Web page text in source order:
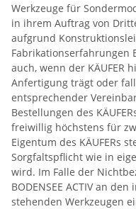
Werkzeuge für
in ihrem Auftrag von
aufgrund
Fabrikationserfahrungen
auch, wenn der KÄUFER
Anfertigung trägt oder
entsprechender
Bestellungen des
freiwillig höchstens für
Eigentum des KÄUFERs
Sorgfaltspflicht wie in
wird. Im Falle der
BODENSEE ACTIV an
stehenden Werkzeugen